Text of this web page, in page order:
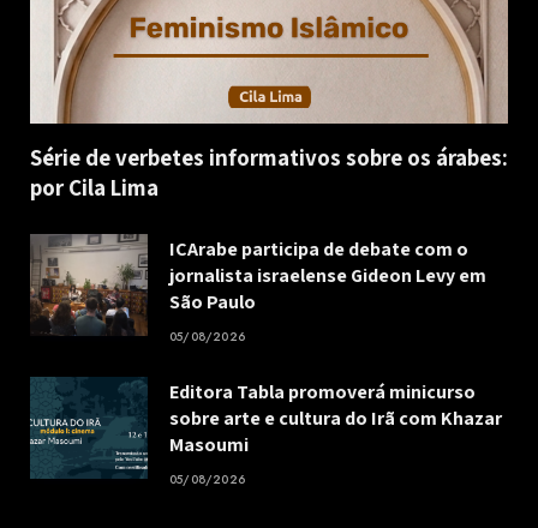
Série de verbetes informativos sobre os árabes:
por Cila Lima
ICArabe participa de debate com o
jornalista israelense Gideon Levy em
São Paulo
05/08/2026
Editora Tabla promoverá minicurso
sobre arte e cultura do Irã com Khazar
Masoumi
05/08/2026